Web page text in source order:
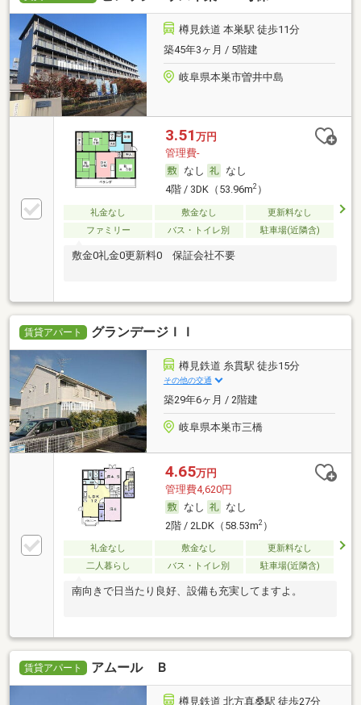
樽見鉄道 本巣駅 徒歩11分
築45年3ヶ月 / 5階建
岐阜県本巣市曽井中島
3.51 万円
管理費-
なし
なし
4階 / 3DK（53.96m2）
礼金なし 敷金なし
更新料なし
ファミリー
バス・トイレ別 駐車場(近隣含)
敷金0礼金0更新料0 保証会社不要
賃貸アパート グランデージＩＩ
樽見鉄道 糸貫駅 徒歩15分
その他の交通
築29年6ヶ月 / 2階建
岐阜県本巣市三橋
4.65万円
管理費4,620円
なし
なし
2階 / 2LDK（58.53m2）
礼金なし 敷金なし
更新料なし
二人暮らし
バス・トイレ別 駐車場(近隣含)
南向きで日当たり良好、設備も充実してますよ。
賃貸アパート アムール Ｂ
樽見鉄道 北方真桑駅 徒歩27分